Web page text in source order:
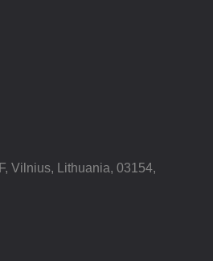
Vilnius, Lithuania, 03154,